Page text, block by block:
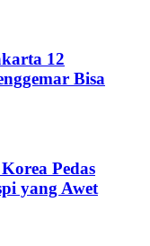
12
Bisa
Pedas
yang Awet